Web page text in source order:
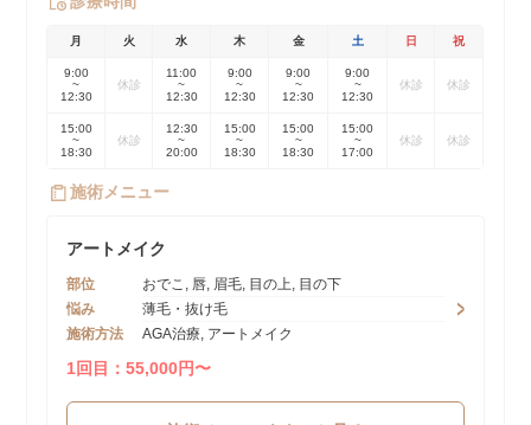
月 火 水 木 金 土 日 祝
9:00
~
12:30
休診
11:00
~
12:30
9:00
~
12:30
9:00
~
12:30
9:00
~
12:30
休診 休診
15:00
~
18:30
休診
12:30
~
20:00
15:00
~
18:30
15:00
~
18:30
15:00
~
17:00
休診 休診
施術メニュー
アートメイク
部位
おでこ, 唇, 眉毛, 目の上, 目の下
悩み
薄毛・抜け毛
施術方法
AGA治療, アートメイク
1回目：55,000円〜